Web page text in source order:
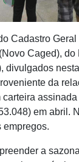
Cadastro
Caged),
divulgados
da
em abril.
empregos.
a